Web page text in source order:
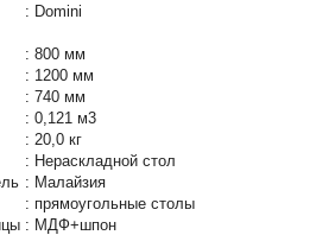
: Domini
: 800 мм
: 1200 мм
: 740 мм
: 0,121 м3
: 20,0 кг
: Нераскладной стол
: Малайзия
: прямоугольные столы
: МДФ+шпон